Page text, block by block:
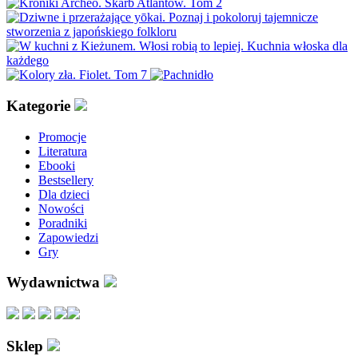
Kategorie
Promocje
Literatura
Ebooki
Bestsellery
Dla dzieci
Nowości
Poradniki
Zapowiedzi
Gry
Wydawnictwa
Sklep